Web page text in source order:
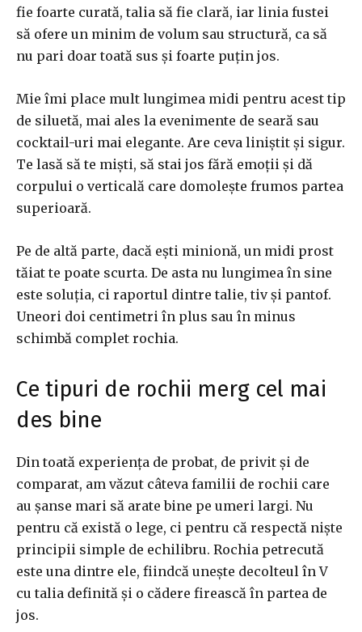
fie foarte curată, talia să fie clară, iar linia fustei
să ofere un minim de volum sau structură, ca să
nu pari doar toată sus și foarte puțin jos.
Mie îmi place mult lungimea midi pentru acest tip
de siluetă, mai ales la evenimente de seară sau
cocktail-uri mai elegante. Are ceva liniștit și sigur.
Te lasă să te miști, să stai jos fără emoții și dă
corpului o verticală care domolește frumos partea
superioară.
Pe de altă parte, dacă ești minionă, un midi prost
tăiat te poate scurta. De asta nu lungimea în sine
este soluția, ci raportul dintre talie, tiv și pantof.
Uneori doi centimetri în plus sau în minus
schimbă complet rochia.
Ce tipuri de rochii merg cel mai
des bine
Din toată experiența de probat, de privit și de
comparat, am văzut câteva familii de rochii care
au șanse mari să arate bine pe umeri largi. Nu
pentru că există o lege, ci pentru că respectă niște
principii simple de echilibru. Rochia petrecută
este una dintre ele, fiindcă unește decolteul în V
cu talia definită și o cădere firească în partea de
jos.